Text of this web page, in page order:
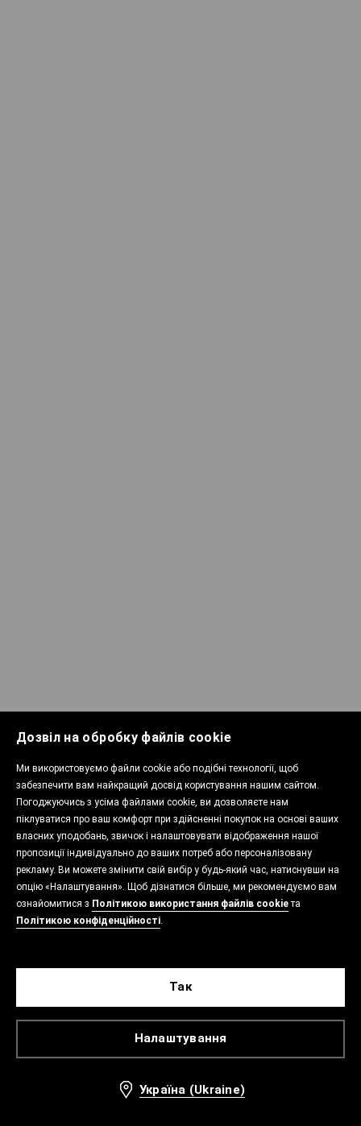
Дозвіл на обробку файлів cookie
Ми використовуємо файли cookie або подібні технології, щоб
забезпечити вам найкращий досвід користування нашим сайтом.
Погоджуючись з усіма файлами cookie, ви дозволяєте нам
піклуватися про ваш комфорт при здійсненні покупок на основі ваших
власних уподобань, звичок і налаштовувати відображення нашої
пропозиції індивідуально до ваших потреб або персоналізовану
рекламу. Ви можете змінити свій вибір у будь-який час, натиснувши на
опцію «Налаштування». Щоб дізнатися більше, ми рекомендуємо вам
ознайомитися з Політикою використання файлів cookieта
Політикою конфіденційності.
Налаштування
Так
Україна (Ukraine)